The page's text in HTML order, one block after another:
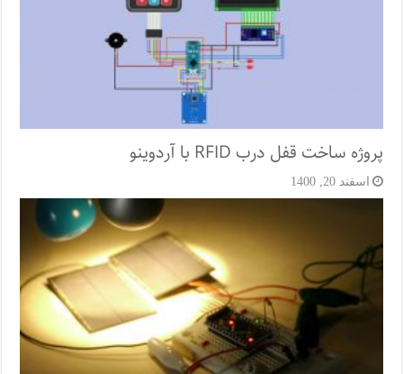
پروژه ساخت قفل‌ درب RFID با آردوینو
اسفند 20, 1400